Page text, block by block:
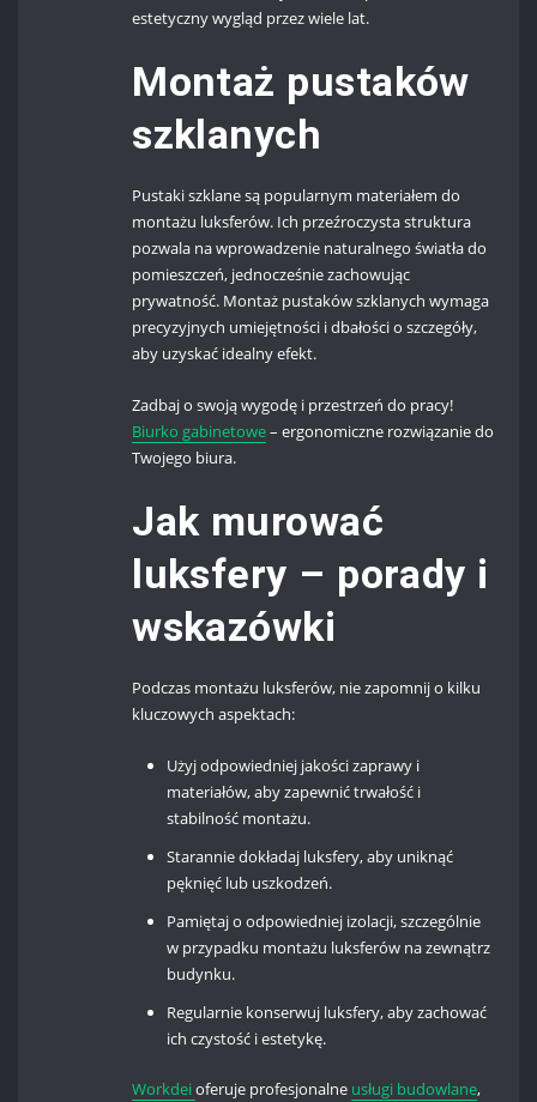
estetyczny wygląd przez wiele lat.
Montaż pustaków
szklanych
Pustaki szklane są popularnym materiałem do
montażu luksferów. Ich przeźroczysta struktura
pozwala na wprowadzenie naturalnego światła do
pomieszczeń, jednocześnie zachowując
prywatność. Montaż pustaków szklanych wymaga
precyzyjnych umiejętności i dbałości o szczegóły,
aby uzyskać idealny efekt.
Zadbaj o swoją wygodę i przestrzeń do pracy!
Biurko gabinetowe– ergonomiczne rozwiązanie do
Twojego biura.
Jak murować
luksfery – porady i
wskazówki
Podczas montażu luksferów, nie zapomnij o kilku
kluczowych aspektach:
Użyj odpowiedniej jakości zaprawy i
materiałów, aby zapewnić trwałość i
stabilność montażu.
Starannie dokładaj luksfery, aby uniknąć
pęknięć lub uszkodzeń.
Pamiętaj o odpowiedniej izolacji, szczególnie
w przypadku montażu luksferów na zewnątrz
budynku.
Regularnie konserwuj luksfery, aby zachować
ich czystość i estetykę.
Workdeioferuje profesjonalne usługi budowlane,